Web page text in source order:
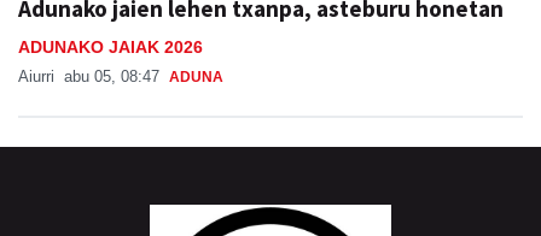
Adunako jaien lehen txanpa, asteburu honetan
ADUNAKO JAIAK 2026
Aiurri abu 05, 08:47 ADUNA